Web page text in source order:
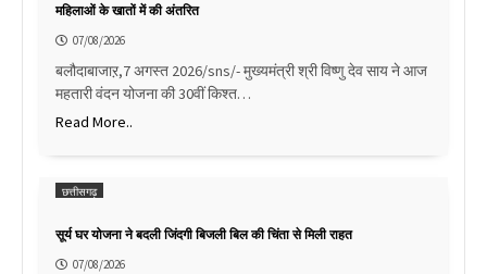
महिलाओं के खातों में की अंतरित
07/08/2026
बलौदाबाजाऱ,7 अगस्त 2026/sns/- मुख्यमंत्री श्री विष्णु देव साय ने आज
महतारी वंदन योजना की 30वीं किश्त…
Read More..
छत्तीसगढ़
सूर्य घर योजना ने बदली जिंदगी बिजली बिल की चिंता से मिली राहत
07/08/2026